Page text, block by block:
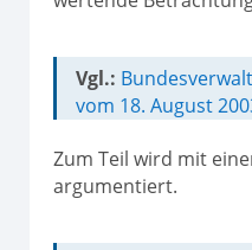
Vgl.:
vom 18. August
Zum Teil wird mit
argumentiert.